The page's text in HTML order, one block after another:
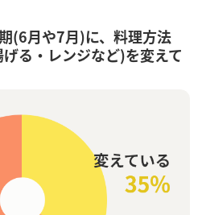
(6月や7月)に、料理方法
る・レンジなど)を変えて